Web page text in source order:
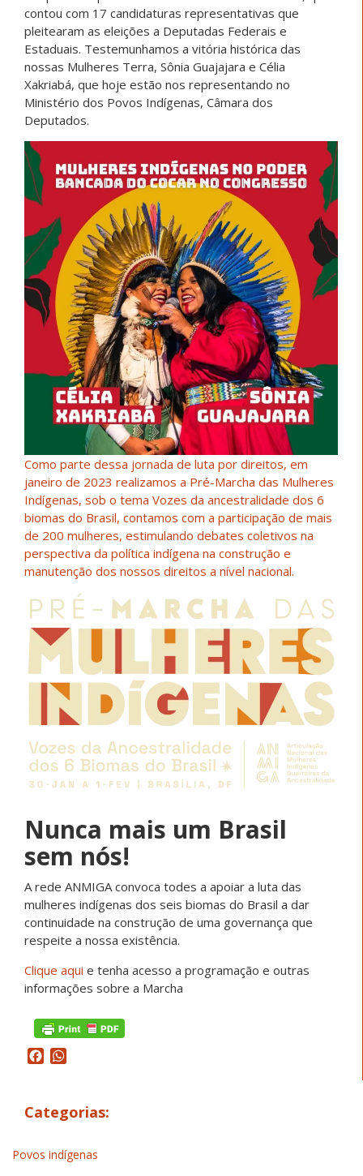
contou com 17 candidaturas representativas que
pleitearam as eleições a Deputadas Federais e
Estaduais. Testemunhamos a vitória histórica das
nossas Mulheres Terra, Sônia Guajajara e Célia
Xakriabá, que hoje estão nos representando no
Ministério dos Povos Indígenas, Câmara dos
Deputados.
Como parte dessa jornada de luta por direitos, em
janeiro de 2023 realizamos a Pré-Marcha das Mulheres
Indígenas, sob o tema Vozes da ancestralidade dos 6
biomas do Brasil, contamos com a participação de mais
de 200 mulheres, estimulando debates coletivos na
perspectiva da política indígena na construção e
manutenção dos nossos direitos a nível nacional.
Nunca mais um Brasil
sem nós!
A rede ANMIGA convoca todes a apoiar a luta das
mulheres indígenas dos seis biomas do Brasil a dar
continuidade na construção de uma governança que
respeite a nossa existência.
Clique aqui e tenha acesso a programação e outras
informações sobre a Marcha
Facebook
Categorias:
Povos indígenas